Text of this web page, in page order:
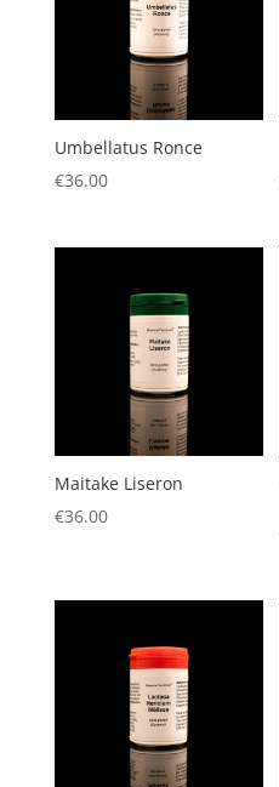
Umbellatus Ronce
€36.00
Maitake Liseron
€36.00